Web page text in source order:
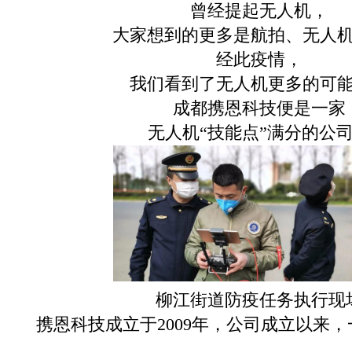
曾经提起无人机，
大家想到的更多是航拍、无人
经此疫情，
我们看到了无人机更多的可
成都携恩科技便是一家
无人机“技能点”满分的公
柳江街道防疫任务执行现
携恩科技成立于2009年，公司成立以来，